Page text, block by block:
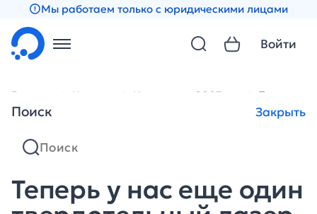
Мы работаем только с юридическими лицами
Поиск Закрыть
Войти
Главная Новости Новости за 2007 год Теперь у
Теперь у нас еще один